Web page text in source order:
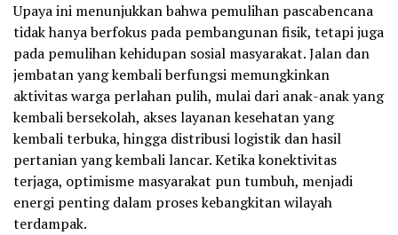
Upaya ini menunjukkan bahwa pemulihan pascabencana
tidak hanya berfokus pada pembangunan fisik, tetapi juga
pada pemulihan kehidupan sosial masyarakat. Jalan dan
jembatan yang kembali berfungsi memungkinkan
aktivitas warga perlahan pulih, mulai dari anak-anak yang
kembali bersekolah, akses layanan kesehatan yang
kembali terbuka, hingga distribusi logistik dan hasil
pertanian yang kembali lancar. Ketika konektivitas
terjaga, optimisme masyarakat pun tumbuh, menjadi
energi penting dalam proses kebangkitan wilayah
terdampak.